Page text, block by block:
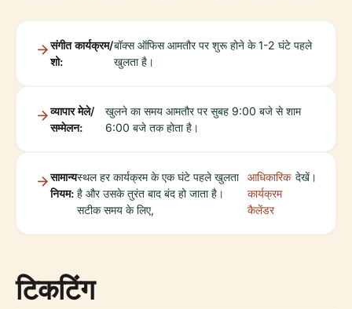
संगीत कार्यक्रम/
शो:
बॉक्स ऑफिस आमतौर पर शुरू होने के 1-2 घंटे पहले
खुलता है।
व्यापार मेले/
सम्मेलन:
खुलने का समय आमतौर पर सुबह 9:00 बजे से शाम
6:00 बजे तक होता है।
सामान्य
नियम:
स्थल हर कार्यक्रम के एक घंटे पहले खुलता
है और उसके तुरंत बाद बंद हो जाता है।
सटीक समय के लिए,
आधिकारिक
कार्यक्रम
कैलेंडर
देखें।
टिकटिंग